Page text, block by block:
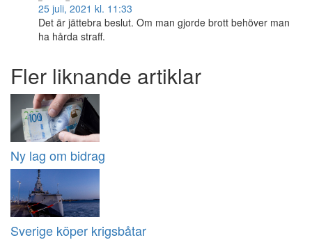
25 juli, 2021 kl. 11:33
Det är jättebra beslut. Om man gjorde brott behöver man
ha hårda straff.
Fler liknande artiklar
Ny lag om bidrag
Sverige köper krigsbåtar